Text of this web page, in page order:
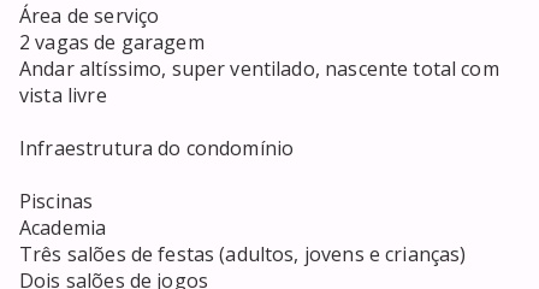
Área de serviço
2 vagas de garagem
Andar altíssimo, super ventilado, nascente total com
vista livre
Infraestrutura do condomínio
Piscinas
Academia
Três salões de festas (adultos, jovens e crianças)
Dois salões de jogos